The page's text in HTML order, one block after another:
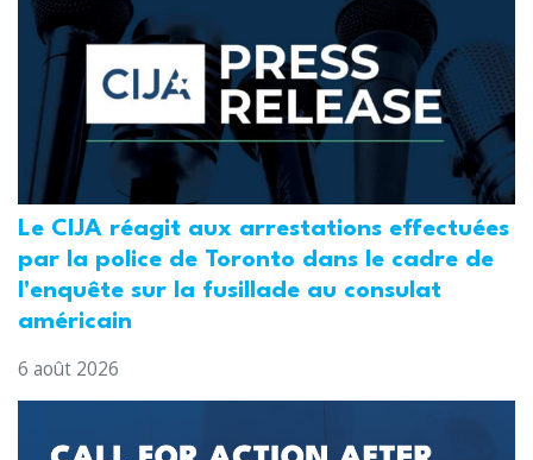
Le CIJA réagit aux arrestations effectuées
par la police de Toronto dans le cadre de
l'enquête sur la fusillade au consulat
américain
6 août 2026